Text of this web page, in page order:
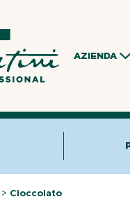
AZIENDA
> Cioccolato